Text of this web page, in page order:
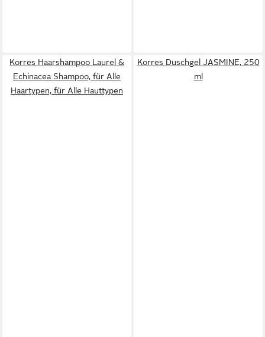
Korres Haarshampoo Laurel &
Echinacea Shampoo, für Alle
Haartypen, für Alle Hauttypen
Korres Duschgel JASMINE, 250
ml